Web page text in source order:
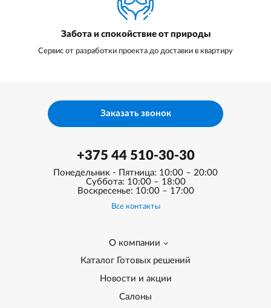
Забота и спокойствие от природы
Сервис от разработки проекта до доставки в квартиру
+375 44 510-30-30
Понедельник - Пятница: 10:00 – 20:00
Суббота: 10:00 – 18:00
Воскресенье: 10:00 – 17:00
Все контакты
О компании
Каталог Готовых решений
Новости и акции
Салоны
Заказать звонок